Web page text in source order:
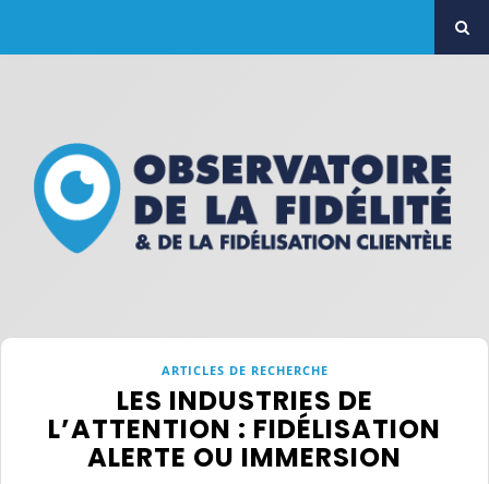
ARTICLES DE RECHERCHE
LES INDUSTRIES DE
L’ATTENTION : FIDÉLISATION
ALERTE OU IMMERSION